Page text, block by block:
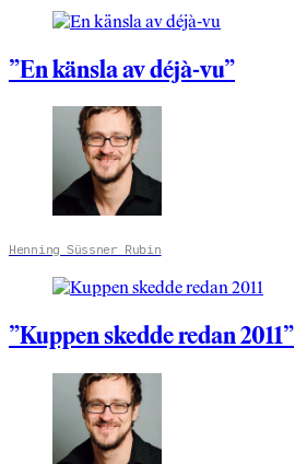
”En känsla av déjà-vu”
Henning Süssner Rubin
”Kuppen skedde redan 2011”